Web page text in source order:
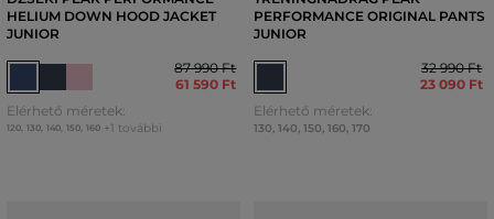
HELIUM DOWN HOOD JACKET
JUNIOR
87 990 Ft
61 590 Ft
Elérhető méretek:
120, 130, 140, 150, 160 +1 további
PERFORMANCE ORIGINAL PANTS
JUNIOR
32 990 Ft
23 090 Ft
Elérhető méretek:
130 140 150 160 170